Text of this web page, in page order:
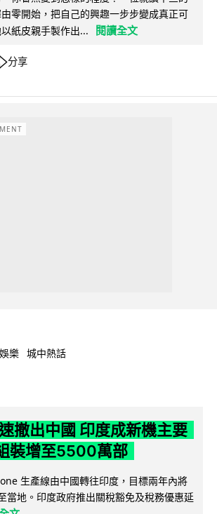
零開始，把自己的興趣一步步變成真正可
紙皮親手製作出...
閱讀全文
分享
樂 城中熱話
撤出中國 印度成新機主要
裝增至5500萬部
生產線由中國轉往印度，目標兩年內將
當地。印度政府推出關稅豁免及稅務優惠延